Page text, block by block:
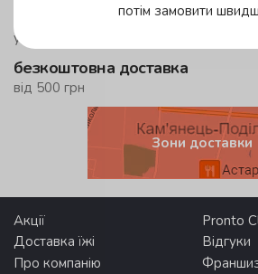
у жовтій зоні
безкоштовна доставка
від 500 грн
Зони доставки
Акції
Pronto
Доставка їжі
Відгуки
Про компанію
потім замовити